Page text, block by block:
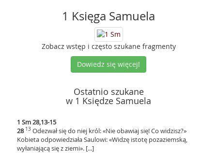
1 Księga Samuela
Zobacz wstęp i często szukane fragmenty
Dowiedz się więcej!
Ostatnio szukane
w 1 Księdze Samuela
1 Sm 28,13-15
28 13 Odezwał się do niej król: «Nie obawiaj się! Co widzisz?»
Kobieta odpowiedziała Saulowi: «Widzę istotę pozaziemską,
wyłaniającą się z ziemi». [...]